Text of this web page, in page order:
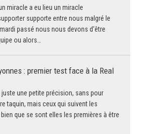
miracle a eu lieu un miracle
supporte entre nous malgré le
passé nous nous devons d'être
ou alors…
: premier test face à la Real
une petite précision, sans pour
taquin, mais ceux qui suivent les
que se sont elles les premières à être